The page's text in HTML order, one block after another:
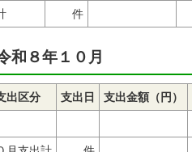
件
和８年１０月
出区分 支出日 支出金額（円）